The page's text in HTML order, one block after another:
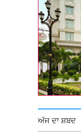
ਅੱਜ ਦਾ ਸ਼ਬਦ